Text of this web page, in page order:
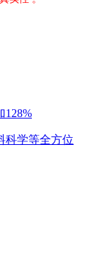
128%
科学等全方位